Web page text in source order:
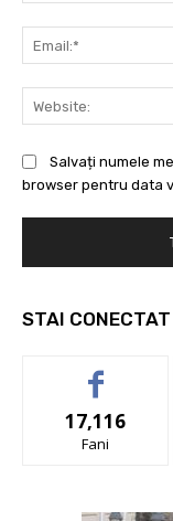
Salvați numele
browser pentru data
STAI CONECTAT
17,116
Fani